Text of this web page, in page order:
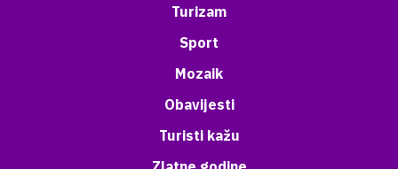
Turizam
Sport
Mozaik
Obavijesti
Turisti kažu